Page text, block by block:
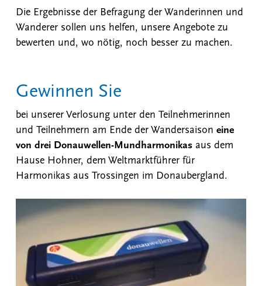
Die Ergebnisse der Befragung der Wanderinnen und
Wanderer sollen uns helfen, unsere Angebote zu
bewerten und, wo nötig, noch besser zu machen.
Gewinnen Sie
bei unserer Verlosung unter den Teilnehmerinnen
und Teilnehmern am Ende der Wandersaison eine
von drei Donauwellen-Mundharmonikasaus dem
Hause Hohner, dem Weltmarktführer für
Harmonikas aus Trossingen im Donaubergland.